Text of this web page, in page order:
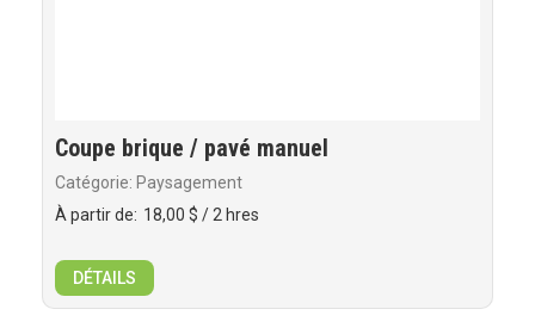
Coupe brique / pavé manuel
Catégorie: Paysagement
À partir de: 18,00 $ / 2 hres
DÉTAILS